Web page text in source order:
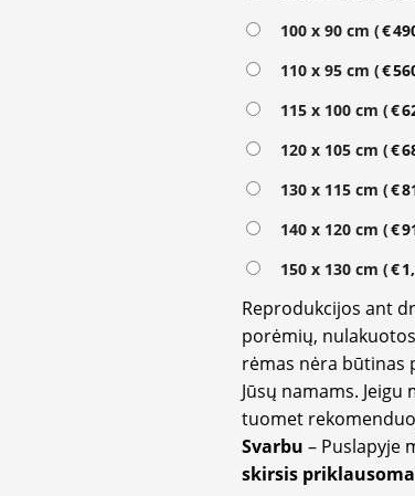
100 x 90 cm (€
110 x 95 cm (€
115 x 100 cm (€
120 x 105 cm (€
130 x 115 cm (€
140 x 120 cm (€
150 x 130 cm (€
Reprodukcijos ant
porėmių,
rėmas nėra būtinas
Jūsų namams.
tuomet
Svarbu – Puslapyje
skirsis